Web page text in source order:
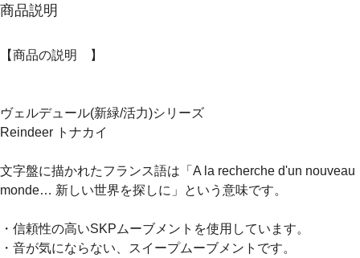
商品説明
【商品の説明 】
ヴェルデュール(新緑/活力)シリーズ
Reindeer トナカイ
文字盤に描かれたフランス語は「A la recherche d'un nouveau
monde… 新しい世界を探しに」という意味です。
・信頼性の高いSKPムーブメントを使用しています。
・音が気にならない、スイープムーブメントです。